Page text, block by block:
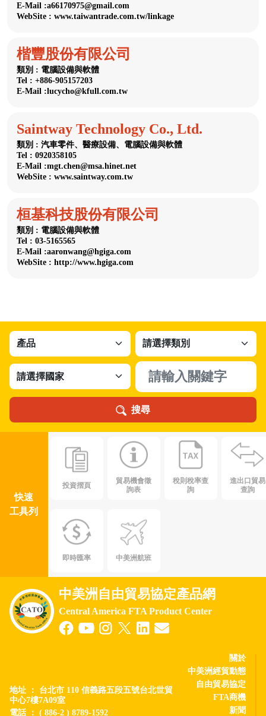
E-Mail :a66170975@gmail.com
WebSite : www.taiwantrade.com.tw/linkage
楷豐股份有限公司
類別 : 電腦設備與軟體
Tel : +886-905157203
E-Mail :lucycho@kfull.com.tw
Saintway Technology Co., Ltd.
類別 : 汽車零件、醫療設備、電腦設備與軟體
Tel : 0920358105
E-Mail :mgt.chen@msa.hinet.net
WebSite : www.saintway.com.tw
桓基科技股份有限公司
類別 : 電腦設備與軟體
Tel : 03-5165565
E-Mail :aaronwang@hgiga.com
WebSite : http://www.hgiga.com
搜尋
快速
工具列
投資摺頁
貿易機會徵
詢表
稅則稅率查
詢
進出口貿易
查詢
即時匯率 中美洲航班
中美洲自由貿易協定產品網
Central America FTA Product Center
地址 ： 台北市 110 信義路五段五號台北世貿
中心7樓7A09室
電話 ： ( 886-2 ) 8789-1592
關於
中美洲經貿動態
自由貿易協定
FTA商機
新聞